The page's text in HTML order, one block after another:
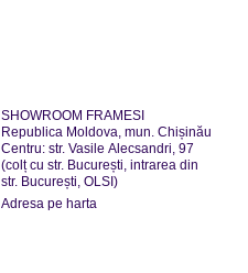
SHOWROOM FRAMESI
Republica Moldova, mun. Chișinău
Centru: str. Vasile Alecsandri, 97
(colț cu str. București, intrarea din
str. București, OLSI)
Adresa pe harta